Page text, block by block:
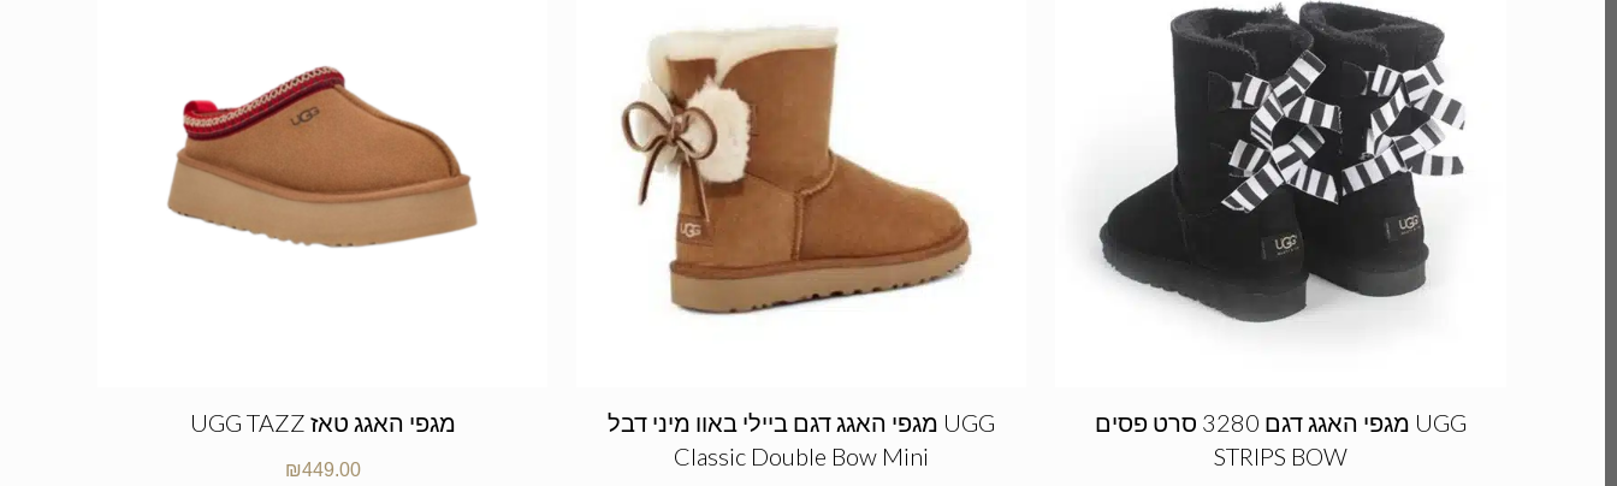
UGG TAZZ מגפי האגג טאז
₪449.00
מגפי האגג דגם ביילי באוו מיני דבל UGG
Classic Double Bow Mini
מגפי האגג דגם 3280 סרט פסים UGG
STRIPS BOW